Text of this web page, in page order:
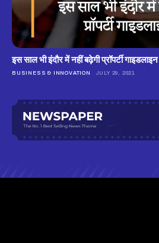
इस साल भी इंदौर में नहीं बढ़ेगी प्रॉपर्टी
BUSINESS & INNOVATION JULY 29, 2021